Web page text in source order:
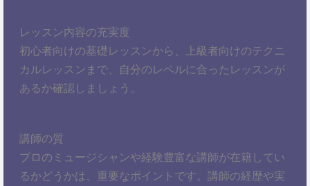
レッスン内容の充実度
初心者向けの基礎レッスンから、上級者向けのテクニ
カルレッスンまで、自分のレベルに合ったレッスンが
あるか確認しましょう。
講師の質
プロのミュージシャンや経験豊富な講師が在籍してい
るかどうかは、重要なポイントです。講師の経歴や実